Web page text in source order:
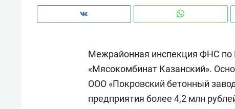
Межрайонная инспекция ФНС по
«Мясокомбинат Казанский».
ООО «Покровский бетонный
предприятия более 4,2 млн
Как ГК «МИР ГРУПП» и ВТБ
150